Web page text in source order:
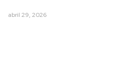
abril 29, 2026